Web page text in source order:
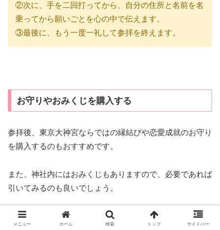
②次に、手を二回打ってから、自分の住所と名前を名
乗ってから願いごとを心の中で伝えます。
③最後に、もう一度一礼して参拝を終えます。
お守りやおみくじを購入する
参拝後、東京大神宮ならではの縁結びや恋愛成就のお守り
を購入するのもおすすめです。
また、神社内にはおみくじもありますので、必要であれば
引いてみるのも良いでしょう。
おみくじは神様からのメッセージなので、引くときに「今
メニュー ホーム 検索 トップ サイドバー